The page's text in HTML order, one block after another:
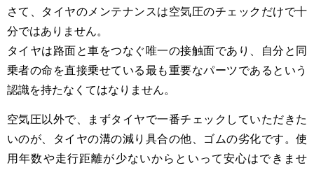
さて、タイヤのメンテナンスは空気圧のチェックだけで十
分ではありません。
タイヤは路面と車をつなぐ唯一の接触面であり、自分と同
乗者の命を直接乗せている最も重要なパーツであるという
認識を持たなくてはなりません。
空気圧以外で、まずタイヤで一番チェックしていただきた
いのが、タイヤの溝の減り具合の他、ゴムの劣化です。使
用年数や走行距離が少ないからといって安心はできませ